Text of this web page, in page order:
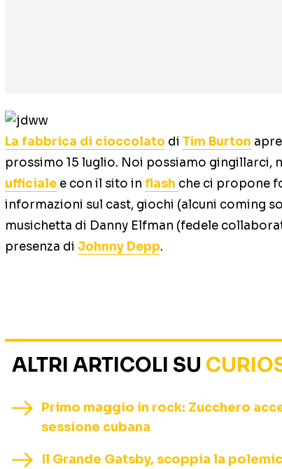
La fabbrica di cioccolato di Tim Burton
prossimo 15 luglio. Noi possiamo gingillarci,
ufficiale e con il sito in flash che ci propone
informazioni sul cast, giochi (alcuni coming
musichetta di Danny Elfman (fedele
presenza di Johnny Depp.
ALTRI ARTICOLI SU
Primo maggio in rock: Zucchero
sessione cubana
Il Grande Gatsby, scoppia la